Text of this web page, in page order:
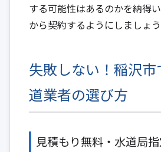
する可能性はあるのかを納得
から契約するようにしましょう
失敗しない！稲沢
道業者の選び方
見積もり無料・水道局